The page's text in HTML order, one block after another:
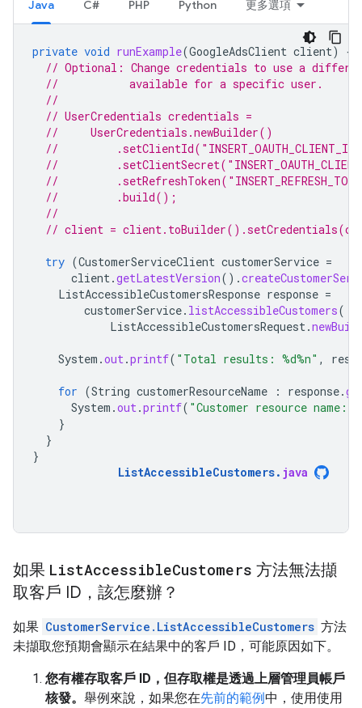
Java C# PHP Python 更多選項
private void runExample(GoogleAdsClient client)
{
// Optional: Change credentials to use a
//           available for a specific user.
//
// UserCredentials credentials =
//     UserCredentials.newBuilder()
//
//
//
//         .build();
//
// client =
try (CustomerServiceClient customerService =
client.getLatestVersion().
ListAccessibleCustomersResponse response =
customerService. listAccessibleCustomers(
ListAccessibleCustomersRequest.
System .out.printf( "Total results: %d%n" ,
for (String customerResourceName : response.
System .out.printf( "Customer resource name:
}
}
}
ListAccessibleCustomers. java
如果 ListAccessibleCustomers 方法無法擷
取客戶 ID，該怎麼辦？
如果 CustomerService.ListAccessibleCustomers 方法
未擷取您預期會顯示在結果中的客戶 ID，可能原因如下。
您有權存取客戶 ID，但存取權是透過上層管理員帳戶
核發。 舉例來說，如果您在先前的範例中，使用使用